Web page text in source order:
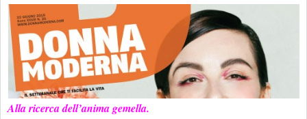
Alla ricerca dell’anima gemella.